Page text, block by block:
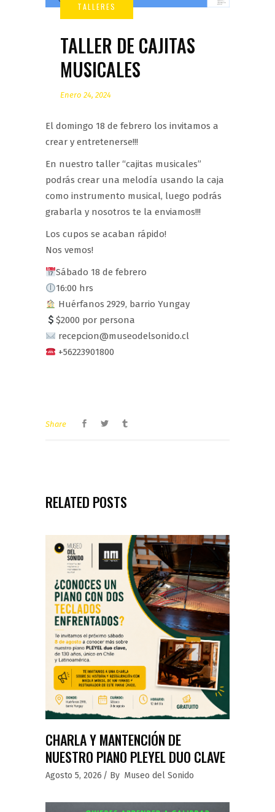
TALLER DE CAJITAS
MUSICALES
Enero 24, 2024
El domingo 18 de febrero los invitamos a
crear y entretenerse!!!
En nuestro taller “cajitas musicales”
podrás crear una melodía usando la caja
como instrumento musical, luego podrás
grabarla y nosotros te la enviamos!!!
Los cupos se acaban rápido!
Nos vemos!
Sábado 18 de febrero
16:00 hrs
Huérfanos 2929, barrio Yungay
$2000 por persona
recepcion@museodelsonido.cl
+56223901800
Share
RELATED POSTS
CHARLA Y MANTENCIÓN DE
NUESTRO PIANO PLEYEL DUO CLAVE
Agosto 5, 2026 By Museo del Sonido